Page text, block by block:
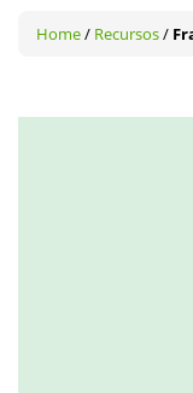
búsqueda
Home/ Recursos/